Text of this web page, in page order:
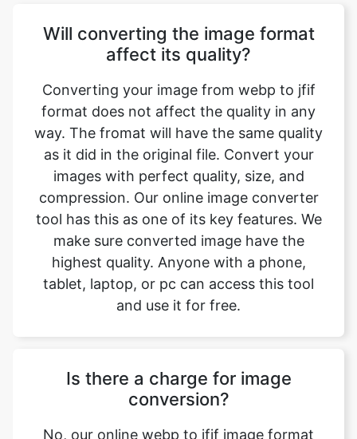
format does not affect the quality in any
way. The fromat will have the same quality
as it did in the original file. Convert your
images with perfect quality, size, and
compression. Our online image converter
tool has this as one of its key features. We
make sure converted image have the
highest quality. Anyone with a phone,
tablet, laptop, or pc can access this tool
and use it for free.
Is there a charge for image
converter is completely free to use which
means you may use it as often as you want
without spending a single penny and it